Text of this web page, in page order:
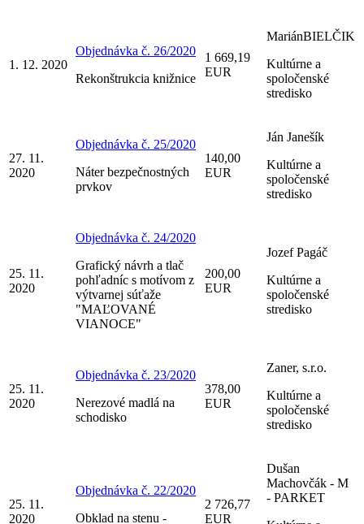
1. 12. 2020
Objednávka č. 26/2020
Rekonštrukcia knižnice
1 669,19
EUR
MariánBIELČIK
Kultúrne a
spoločenské
stredisko
27. 11.
2020
Objednávka č. 25/2020
Náter bezpečnostných
prvkov
140,00
EUR
Ján Janešík
Kultúrne a
spoločenské
stredisko
25. 11.
2020
Objednávka č. 24/2020
Grafický návrh a tlač
pohľadníc s motívom z
výtvarnej súťaže
"MAĽOVANÉ
VIANOCE"
200,00
EUR
Jozef Pagáč
Kultúrne a
spoločenské
stredisko
25. 11.
2020
Objednávka č. 23/2020
Nerezové madlá na
schodisko
378,00
EUR
Zaner, s.r.o.
Kultúrne a
spoločenské
stredisko
25. 11.
2020
Objednávka č. 22/2020
Obklad na stenu -
2 726,77
EUR
Dušan
Machovčák - M
- PARKET